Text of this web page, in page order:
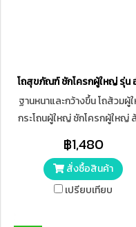
โถสุขภัณฑ์ ชักโครกผู้ใหญ่ รุ่น
ฐานหนาและกว้างขึ้น โถส้วมผู้
กระโถนผู้ใหญ่ ชักโครกผู้ใหญ่
คนแก่ สุขาเคลื่อนที่
฿1,480
สั่งซื้อสินค้า
เปรียบเทียบ